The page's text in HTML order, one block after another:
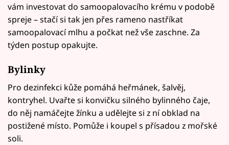
vám investovat do samoopalovacího krému v podobě
spreje – stačí si tak jen přes rameno nastříkat
samoopalovací mlhu a počkat než vše zaschne. Za
týden postup opakujte.
Bylinky
Pro dezinfekci kůže pomáhá heřmánek, šalvěj,
kontryhel. Uvařte si konvičku silného bylinného čaje,
do něj namáčejte žínku a udělejte si z ní obklad na
postižené místo. Pomůže i koupel s přísadou z mořské
soli.